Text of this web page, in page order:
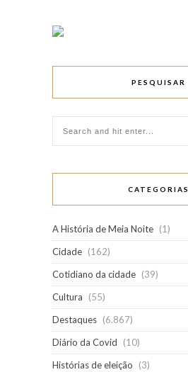
PESQUISAR
CATEGORIAS
A História de Meia Noite (1)
Cidade (162)
Cotidiano da cidade (39)
Cultura
(55)
Destaques (6.867)
Diário da Covid
(10)
Histórias de eleição
(3)